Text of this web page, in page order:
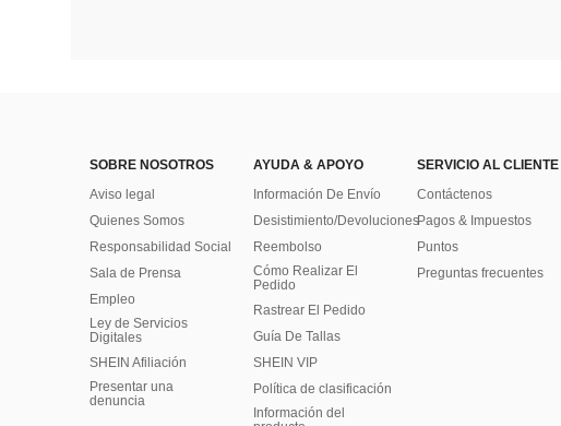
SOBRE NOSOTROS
Aviso legal
Quienes Somos
Responsabilidad Social
Sala de Prensa
Empleo
Ley de Servicios
Digitales
SHEIN Afiliación
Presentar una
denuncia
AYUDA & APOYO
Información De Envío
Desistimiento/Devoluciones
Reembolso
Cómo Realizar El
Pedido
Rastrear El Pedido
Guía De Tallas
SHEIN VIP
Política de clasificación
​Información del
SERVICIO AL CLIENTE
Contáctenos
Pagos & Impuestos
Puntos
Preguntas frecuentes